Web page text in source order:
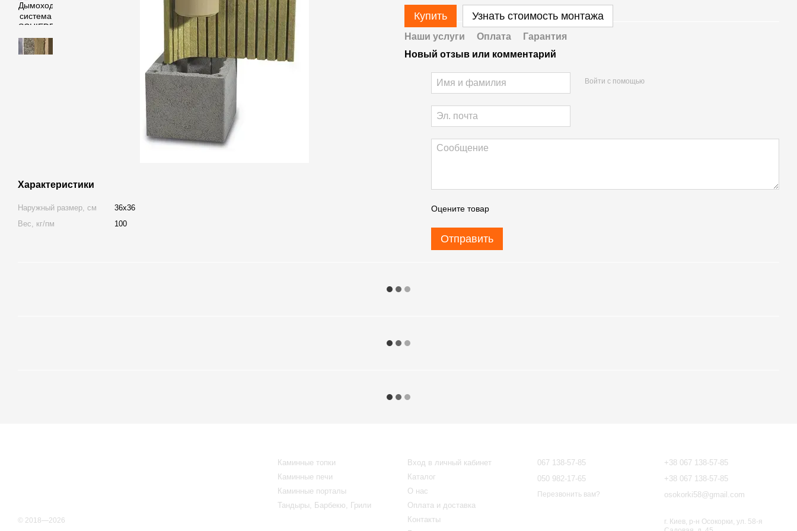
Характеристики
Наружный размер, см
36х36
Вес, кг/пм
100
Купить Узнать стоимость монтажа
Наши услуги Оплата
Гарантия
Новый отзыв или комментарий
Войти с помощью
Оцените товар
Отправить
© 2018—2026
Каминные топки
Каминные печи
Каминные порталы
Тандыры, Барбекю, Грили
Вход в личный кабинет
Каталог
О нас
Оплата и доставка
Контакты
067 138-57-85
050 982-17-65
Перезвонить вам?
+38 067 138-57-85
+38 067 138-57-85
osokorki58@gmail.com
г. Киев, р-н Осокорки, ул. 58-я